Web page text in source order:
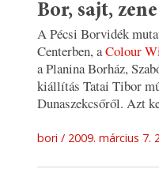
Bor, sajt,
A Pécsi Borvidék
Centerben, aColour
a Planina Borház,
kiállítás Tatai Tibor
Dunaszekcsőről. Azt
bori 2009. március 7.